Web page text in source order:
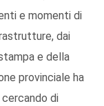
e momenti di
dai
e della
provinciale ha
cercando di